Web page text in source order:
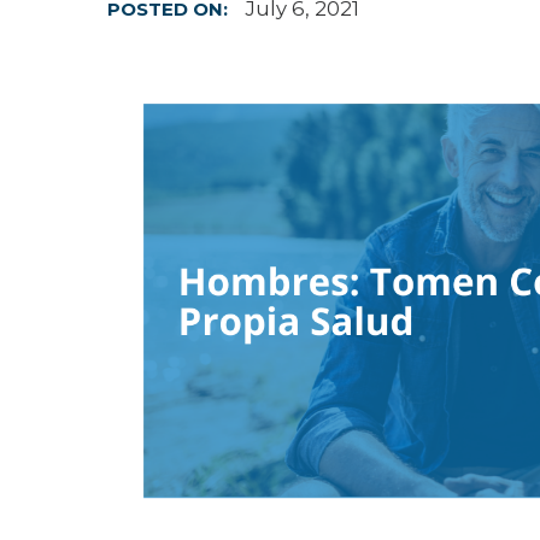
POSTED ON: July 6, 2021